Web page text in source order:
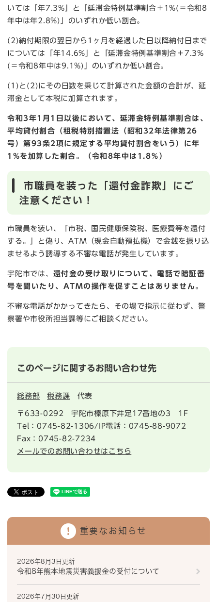
いては「年7.3%」と「延滞金特例基準割合＋1%(＝令和8
年中は年2.8%)」のいずれか低い割合。
(2)納付期限の翌日から1ヶ月を経過した日以降納付日まで
については「年14.6%」と「延滞金特例基準割合＋7.3%
(＝令和8年中は9.1%)」のいずれか低い割合。
(1)と(2)にその日数を乗じて計算された金額の合計が、延
滞金として本税に加算されます。
令和3年1月1日以後において、延滞金特例基準割合は、
平均貸付割合（租税特別措置法（昭和32年法律第26
号）第93条2項に規定する平均貸付割合をいう）に年
1%を加算した割合。（令和8年中は1.8％）
市職員を装った「還付金詐欺」にご
注意ください！
市職員を装い、「市税、国民健康保険税、医療費等を還付
する。」と偽り、ATM（現金自動預払機）で金銭を振り込
ませるよう誘導する不審な電話が発生しています。
宇陀市では、 還付金の受け取りについて、電話で暗証番
号を聞いたり、ATMの操作を促すことはありません。
不審な電話がかかってきたら、その場で指示に従わず、警
察署や市役所担当課等にご相談ください。
このページに関するお問い合わせ先
総務部 税務課 代表
〒633-0292
宇陀市榛原下井足17番地の3 1F
Tel：0745-82-1306/IP電話：0745-88-9072
Fax：0745-82-7234
メールでのお問い合わせはこちら
重要なお知らせ
2026年8月3日更新
令和8年熊本地震災害義援金の受付について
2026年7月30日更新